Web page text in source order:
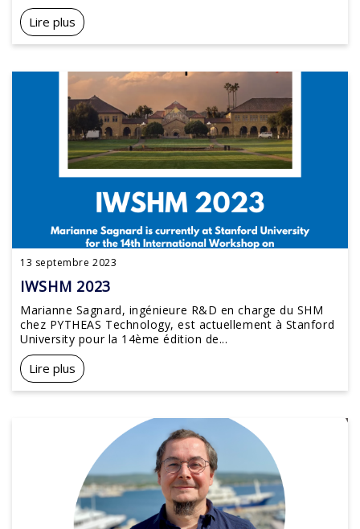
Lire plus
13 septembre 2023
IWSHM 2023
Marianne Sagnard, ingénieure R&D en charge du SHM
chez PYTHEAS Technology, est actuellement à Stanford
University pour la 14ème édition de...
Lire plus